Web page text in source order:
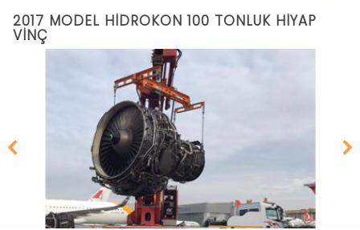
2017 MODEL HİDROKON 100 TONLUK HİYAP
VİNÇ